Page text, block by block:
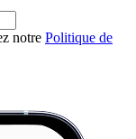
notre Politique de